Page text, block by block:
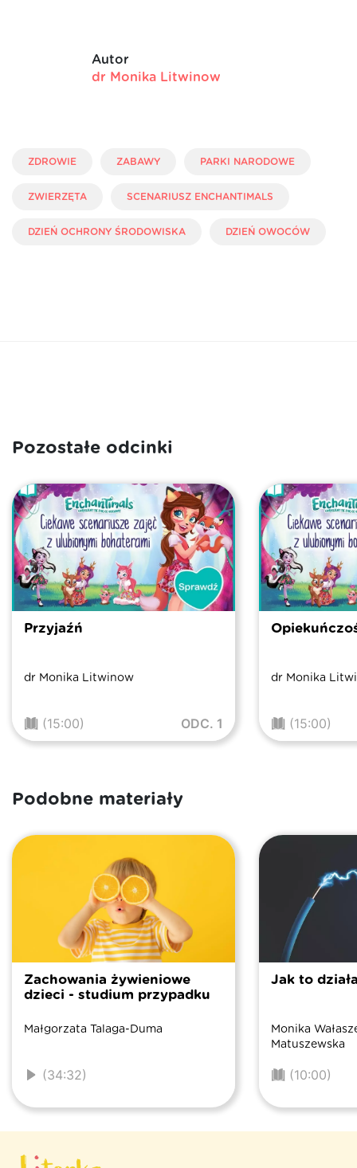
Autor
dr Monika Litwinow
ZDROWIE ZABAWY PARKI NARODOWE
ZWIERZĘTA SCENARIUSZ ENCHANTIMALS
DZIEŃ OCHRONY ŚRODOWISKA DZIEŃ OWOCÓW
Pozostałe odcinki
Przyjaźń
dr Monika Litwinow
(15:00) ODC. 1
dr Monika
(15:00)
Podobne materiały
Zachowania żywieniowe
dzieci - studium przypadku
Małgorzata Talaga-Duma
(34:32)
Jak to
Monika
Matuszewska
(10:00)